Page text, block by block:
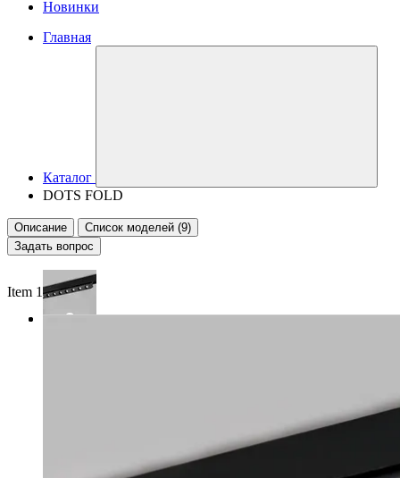
Новинки
Главная
Каталог
DOTS FOLD
Описание
Список моделей (9)
Задать вопрос
Item 1 of 2